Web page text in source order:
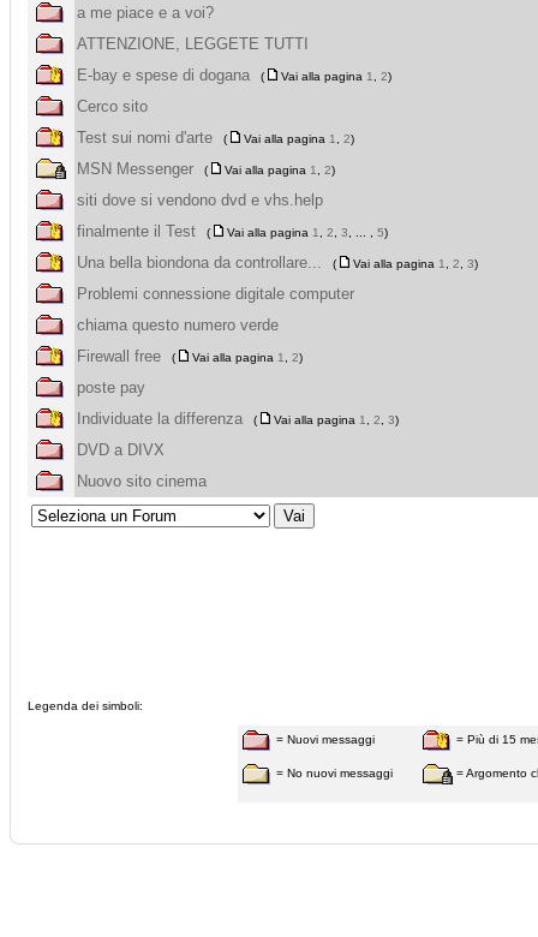
a me piace e a voi?
ATTENZIONE, LEGGETE TUTTI
E-bay e spese di dogana
( Vai alla pagina 1 2)
Cerco sito
Test sui nomi d'arte
( Vai alla pagina 1 2)
MSN Messenger ( Vai alla pagina 1 2)
siti dove si vendono dvd e vhs.help
finalmente il Test
( Vai alla pagina 1 2 3 5)
Una bella biondona da controllare... ( Vai alla pagina 1 2 3)
Problemi connessione digitale computer
chiama questo numero verde
Firewall free
( Vai alla pagina 1 2)
poste pay
Individuate la differenza
( Vai alla pagina 1 2 3)
DVD a DIVX
Nuovo sito cinema
Legenda dei simboli:
= Nuovi messaggi
= No nuovi messaggi
= Più di 15
= Argomento